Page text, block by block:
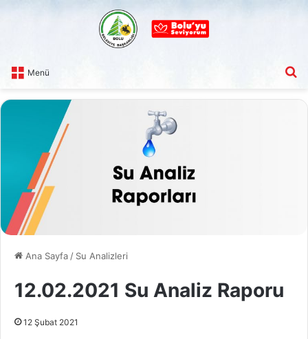
Menü
Ana Sayfa / Su Analizleri
12.02.2021 Su Analiz Raporu
12 Şubat 2021